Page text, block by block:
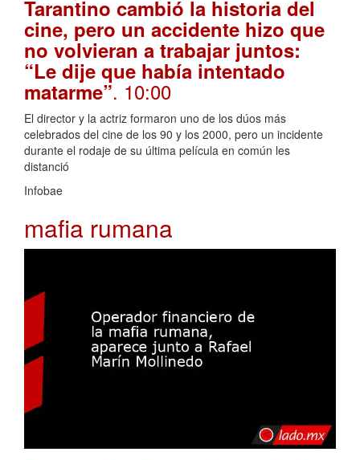
Tarantino cambió la historia del
cine, pero un accidente hizo que
no volvieran a trabajar juntos:
“Le dije que había intentado
matarme”. 10:00
El director y la actriz formaron uno de los dúos más
celebrados del cine de los 90 y los 2000, pero un incidente
durante el rodaje de su última película en común les
distanció
Infobae
mafia rumana